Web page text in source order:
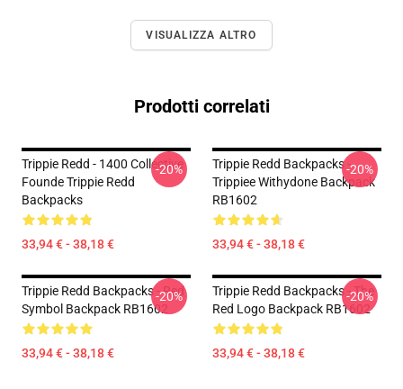
VISUALIZZA ALTRO
Prodotti correlati
Trippie Redd - 1400 Collective
Founde Trippie Redd
Backpacks
33,94 € - 38,18 €
-20%
Trippie Redd Backpacks -
Trippiee Withydone Backpack
RB1602
33,94 € - 38,18 €
-20%
Trippie Redd Backpacks - Red
Symbol Backpack RB1602
33,94 € - 38,18 €
-20%
Trippie Redd Backpacks - The
Red Logo Backpack RB1602
33,94 € - 38,18 €
-20%